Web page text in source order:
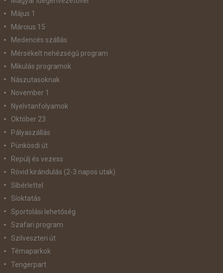
Május 1
Március 15
Medencés szállás
Mérsékelt nehézségű program
Mikulás programok
Nászutasoknak
November 1
Nyelvtanfolyamok
Október 23
Pályaszállás
Pünkösdi út
Repülj és vezess
Rövid kirándulás (2-3 napos utak)
Síbérlettel
Síoktatás
Sportolási lehetőség
Szafari program
Szilveszteri út
Témaparkok
Tengerpart